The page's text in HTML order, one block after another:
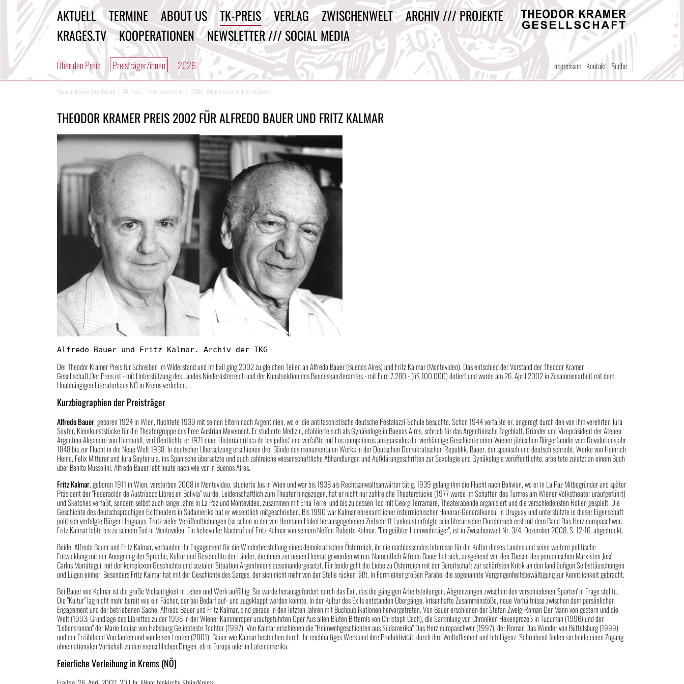
Theodor
Kramer
Gesellschaft
AKTUELL TERMINE ABOUT US TK-PREIS VERLAG ZWISCHENWELT
ARCHIV /// PROJEKTE
KRAGES.TV
KOOPERATIONEN NEWSLETTER /// SOCIAL MEDIA
Über den Preis Preisträger/innen 2026 Impressum Kontakt Suche
Theodor Kramer Gesellschaft TK-Preis Preisträger/innen 2002 - Alfredo Bauer und Fritz Kalmar
THEODOR KRAMER PREIS 2002 FÜR ALFREDO BAUER UND FRITZ KALMAR
Alfredo Bauer und Fritz Kalmar. Archiv der TKG
Der Theodor Kramer Preis für Schreiben im Widerstand und im Exil ging 2002 zu gleichen Teilen an Alfredo Bauer (Buenos Aires) und Fritz Kalmar (Montevideo). Das entschied der Vorstand der Theodor Kramer
Gesellschaft.Der Preis ist - mit Unterstützung des Landes Niederösterreich und der Kunstsektion des Bundeskanzleramtes - mit Euro 7.280,- (öS 100.000) dotiert und wurde am 26. April 2002 in Zusammenarbeit mit dem
Unabhängigen Literaturhaus NÖ in Krems verliehen.
Kurzbiographien der Preisträger
Alfredo Bauer, geboren 1924 in Wien, flüchtete 1939 mit seinen Eltern nach Argentinien, wo er die antifaschistische deutsche Pestalozzi-Schule besuchte. Schon 1944 verfaßte er, angeregt durch den von ihm verehrten Jura
Soyfer, Kleinkunststücke für die Theatergruppe des Free Austrian Movement. Er studierte Medizin, etablierte sich als Gynäkologe in Buenos Aires, schrieb für das Argentinische Tageblatt. Gründer und Vizepräsident der Ateneo
Argentino Alejandro von Humboldt, veröffentlichte er 1971 eine "Historia crítica de los judíos" und verfaßte mit Los compañeros antepasados die vierbändige Geschichte einer Wiener jüdischen Bürgerfamilie vom Revolutionsjahr
1848 bis zur Flucht in die Neue Welt 1938. In deutscher Übersetzung erschienen drei Bände des monumentalen Werks in der Deutschen Demokratischen Republik. Bauer, der spanisch und deutsch schreibt, Werke von Heinrich
Heine, Felix Mitterer und Jura Soyfer u.a. ins Spanische übersetzte und auch zahlreiche wissenschaftliche Abhandlungen und Aufklärungsschriften zur Sexologie und Gynäkologie veröffentlichte, arbeitete zuletzt an einem Buch
über Benito Mussolini. Alfredo Bauer lebt heute nach wie vor in Buenos Aires.
Fritz Kalmar, geboren 1911 in Wien, verstorben 2008 in Montevideo, studierte Jus in Wien und war bis 1938 als Rechtsanwaltsanwärter tätig. 1939 gelang ihm die Flucht nach Bolivien, wo er in La Paz Mitbegründer und später
Präsident der "Federación de Austríacos Libres en Bolivia" wurde. Leidenschaftlich zum Theater hingezogen, hat er nicht nur zahlreiche Theaterstücke (1977 wurde Im Schatten des Turmes am Wiener Volkstheater uraufgeführt)
und Sketches verfaßt, sondern selbst auch lange Jahre in La Paz und Montevideo, zusammen mit Erna Terrel und bis zu dessen Tod mit Georg Terramare, Theaterabende organisiert und die verschiedensten Rollen gespielt. Die
Geschichte des deutschsprachigen Exiltheaters in Südamerika hat er wesentlich mitgeschrieben. Bis 1990 war Kalmar ehrenamtlicher österreichischer Honorar-Generalkonsul in Uruguay und unterstützte in dieser Eigenschaft
politisch verfolgte Bürger Uruguays. Trotz vieler Veröffentlichungen (so schon in der von Hermann Hakel herausgegebenen Zeitschrift Lynkeus) erfolgte sein literarischer Durchbruch erst mit dem Band Das Herz europaschwer.
Fritz Kalmar lebte bis zu seinem Tod in Montevideo. Ein liebevoller Nachruf auf Fritz Kalmar von seinem Neffen Roberto Kalmar, "Ein geübter Heimwehträger", ist in Zwischenwelt Nr. 3/4, Dezember 2008, S. 12-16, abgedruckt.
Beide, Alfredo Bauer und Fritz Kalmar, verbanden ihr Engagement für die Wiederherstellung eines demokratischen Österreich, ihr nie nachlassendes Interesse für die Kultur dieses Landes und seine weitere politische
Entwicklung mit der Aneignung der Sprache, Kultur und Geschichte der Länder, die ihnen zur neuen Heimat geworden waren. Namentlich Alfredo Bauer hat sich, ausgehend von den Thesen des peruanischen Marxisten José
Carlos Mariátegui, mit der komplexen Geschichte und sozialen Situation Argentiniens auseinandergesetzt. Für beide geht die Liebe zu Österreich mit der Bereitschaft zur schärfsten Kritik an den landläufigen Selbsttäuschungen
und Lügen einher. Besonders Fritz Kalmar hat mit der Geschichte des Sarges, der sich nicht mehr von der Stelle rücken läßt, in Form einer großen Parabel die sogenannte Vergangenheitsbewältigung zur Kenntlichkeit gebracht.
Bei Bauer wie Kalmar ist die große Vielseitigkeit in Leben und Werk auffällig. Sie wurde herausgefordert durch das Exil, das die gängigen Arbeitsteilungen, Abgrenzungen zwischen den verschiedenen 'Sparten' in Frage stellte.
Die "Kultur" lag nicht mehr bereit wie ein Fächer, der bei Bedarf auf- und zugeklappt werden konnte. In der Kultur des Exils entstanden Übergänge, krisenhafte Zusammen­stöße, neue Verhältnisse zwischen dem persönlichen
Engagement und der betriebenen Sache. Alfredo Bauer und Fritz Kalmar, sind gerade in den letzten Jahren mit Buchpublikationen hervorgetreten. Von Bauer erschienen der Stefan Zweig-Roman Der Mann von gestern und die
Welt (1993; Grundlage des Librettos zu der 1996 in der Wiener Kammeroper uraufgeführten Oper Aus allen Blüten Bitternis von Christoph Cech), die Sammlung von Chroniken Hexenprozeß in Tucumán (1996) und der
"Lebensroman" der Marie Louise von Habsburg Geliebteste Tochter (1997). Von Kalmar erschienen die "Heimwehgeschichten aus Südamerika" Das Herz europaschwer (1997), der Roman Das Wunder von Büttelsburg (1999)
und der Erzählband Von lauten und von leisen Leuten (2001). Bauer wie Kalmar bestechen durch ihr reichhaltiges Werk und ihre Produktivität, durch ihre Weltoffenheit und Intelligenz. Schreibend finden sie beide einen Zugang
ohne nationalen Vorbehalt zu den menschlichen Dingen, ob in Europa oder in Lateinamerika.
Feierliche Verleihung in Krems (NÖ)